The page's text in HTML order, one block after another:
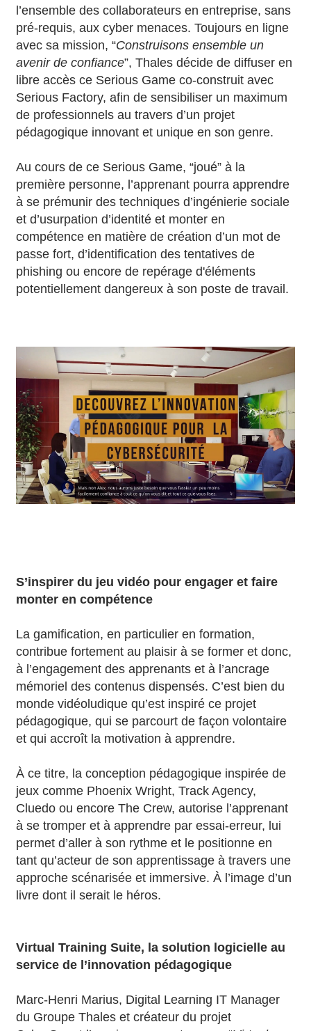
l’ensemble des collaborateurs en entreprise, sans
pré-requis, aux cyber menaces. Toujours en ligne
avec sa mission, “Construisons ensemble un
avenir de confiance”, Thales décide de diffuser en
libre accès ce Serious Game co-construit avec
Serious Factory, afin de sensibiliser un maximum
de professionnels au travers d’un projet
pédagogique innovant et unique en son genre.
Au cours de ce Serious Game, “joué” à la
première personne, l’apprenant pourra apprendre
à se prémunir des techniques d’ingénierie sociale
et d’usurpation d’identité et monter en
compétence en matière de création d’un mot de
passe fort, d’identification des tentatives de
phishing ou encore de repérage d'éléments
potentiellement dangereux à son poste de travail.
S’inspirer du jeu vidéo pour engager et faire
monter en compétence
La gamification, en particulier en formation,
contribue fortement au plaisir à se former et donc,
à l’engagement des apprenants et à l’ancrage
mémoriel des contenus dispensés. C’est bien du
monde vidéoludique qu’est inspiré ce projet
pédagogique, qui se parcourt de façon volontaire
et qui accroît la motivation à apprendre.
À ce titre, la conception pédagogique inspirée de
jeux comme Phoenix Wright, Track Agency,
Cluedo ou encore The Crew, autorise l’apprenant
à se tromper et à apprendre par essai-erreur, lui
permet d’aller à son rythme et le positionne en
tant qu’acteur de son apprentissage à travers une
approche scénarisée et immersive. À l’image d’un
livre dont il serait le héros.
Virtual Training Suite, la solution logicielle au
service de l’innovation pédagogique
Marc-Henri Marius, Digital Learning IT Manager
du Groupe Thales et créateur du projet